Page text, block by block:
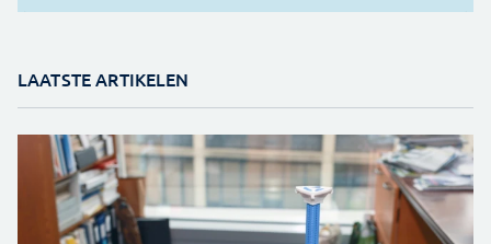
LAATSTE ARTIKELEN